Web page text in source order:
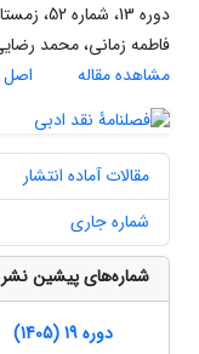
دوره 13، شماره 52، زمستان 1399، صفحه
فاطمه زمانی، محمد
مشاهده مقاله
اصل
مقالات آماده انتشار
شماره جاری
شماره‌های پیشین
دوره 19 (1405)